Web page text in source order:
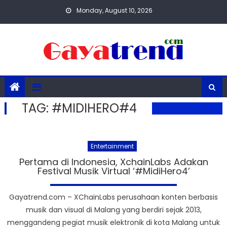
Monday, August 10, 2026
TAG: #MIDIHERO#4
Entertainment
Pertama di Indonesia, XchainLabs Adakan
Festival Musik Virtual ‘#MidiHero4’
Gayatrend.com – XChainLabs perusahaan konten berbasis
musik dan visual di Malang yang berdiri sejak 2013,
menggandeng pegiat musik elektronik di kota Malang untuk